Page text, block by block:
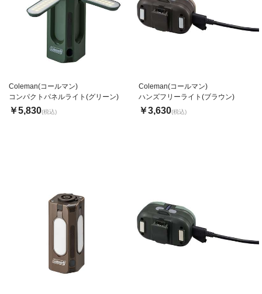
Coleman(コールマン)
コンパクトパネルライト(グリーン)
￥5,830(税込)
Coleman(コールマン)
ハンズフリーライト(ブラウン)
￥3,630(税込)